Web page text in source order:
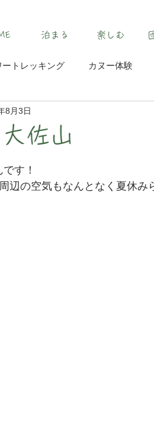
泊まる 楽しむ
ートレッキング カヌー体験
佐山
8月3日
す！
辺の空気もなんとなく夏休み